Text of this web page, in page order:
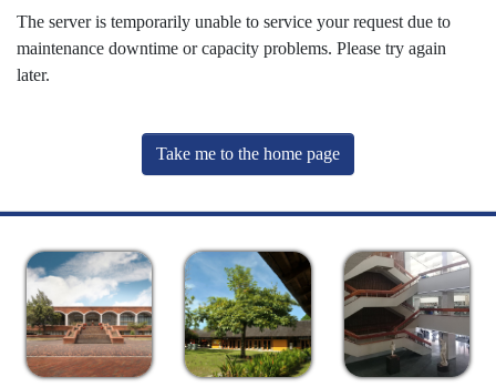
The server is temporarily unable to service your request due to
maintenance downtime or capacity problems. Please try again
later.
Take me to the home page